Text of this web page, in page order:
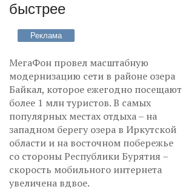
быстрее
Реклама
МегаФон провел масштабную
модернизацию сети в районе озера
Байкал, которое ежегодно посещают
более 1 млн туристов. В самых
популярных местах отдыха – на
западном берегу озера в Иркутской
области и на восточном побережье
со стороны Республики Бурятия –
скорость мобильного интернета
увеличена вдвое.